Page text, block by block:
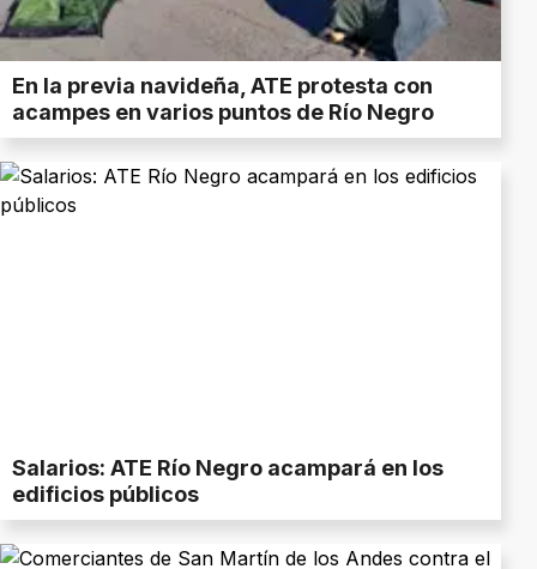
En la previa navideña, ATE protesta con
acampes en varios puntos de Río Negro
Salarios: ATE Río Negro acampará en los
edificios públicos